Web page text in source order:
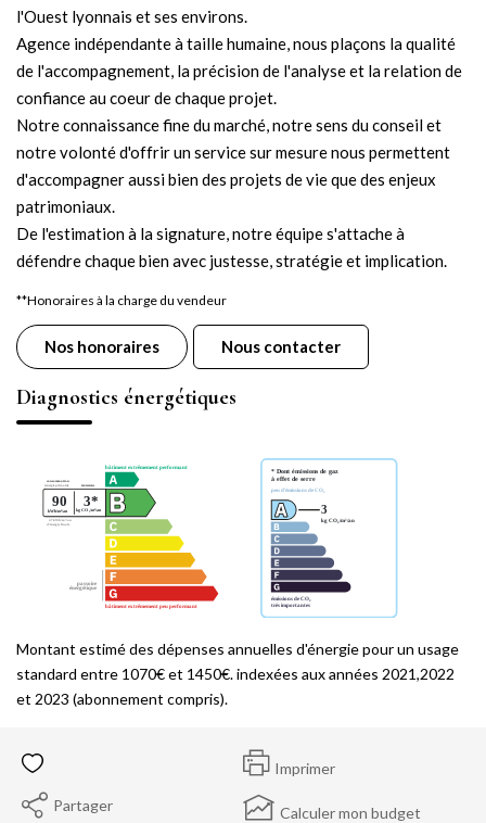
l'Ouest lyonnais et ses environs.
Agence indépendante à taille humaine, nous plaçons la qualité
de l'accompagnement, la précision de l'analyse et la relation de
confiance au coeur de chaque projet.
Notre connaissance fine du marché, notre sens du conseil et
notre volonté d'offrir un service sur mesure nous permettent
d'accompagner aussi bien des projets de vie que des enjeux
patrimoniaux.
De l'estimation à la signature, notre équipe s'attache à
défendre chaque bien avec justesse, stratégie et implication.
**Honoraires à la charge du vendeur
Nos honoraires Nous contacter
Diagnostics énergétiques
Montant estimé des dépenses annuelles d'énergie pour un usage
standard entre 1070€ et 1450€. indexées aux années 2021,2022
et 2023 (abonnement compris).
Imprimer
Partager
Calculer mon budget